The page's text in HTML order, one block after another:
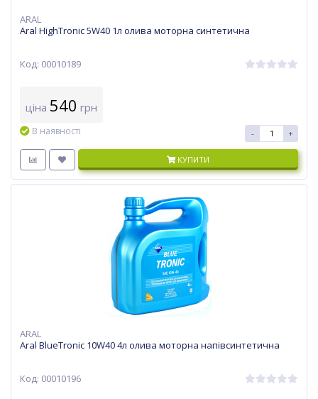
ARAL
Aral HighTronic 5W40 1л олива моторна синтетична
Код: 00010189
ціна 540 грн
В наявності - +
КУПИТИ
ARAL
Aral BlueTronic 10W40 4л олива моторна напівсинтетична
Код: 00010196